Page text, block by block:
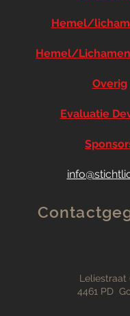
Hemel/
Hemel/
Overig
Evaluatie
Leliestraat
4461 PD